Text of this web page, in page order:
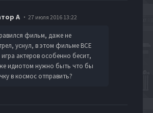
А 27 июля 2016 13:22
фильм, даже не
уснул, в этом фильме ВСЕ
актеров особенно бесит,
идиотом нужно быть что бы
в космос отправить?